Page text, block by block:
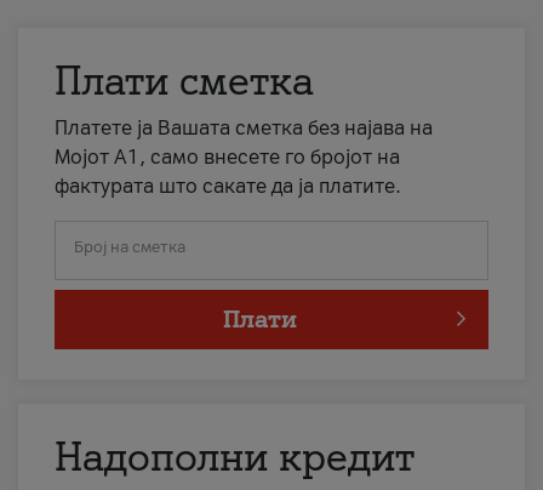
Плати сметка
Платете ја Вашата сметка без најава на
Мојот А1, само внесете го бројот на
фактурата што сакате да ја платите.
Број на сметка
Плати
Надополни кредит